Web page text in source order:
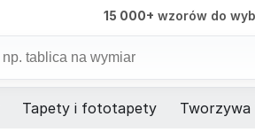
15 000+ wzorów do
98%dostaw na czas
Tapety i fototapety Tworzywa